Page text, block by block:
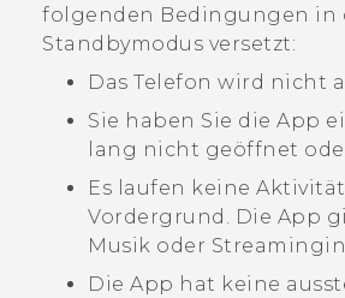
folgenden Bedingungen in
Standbymodus versetzt:
Das Telefon wird nicht
Sie haben Sie die App
lang nicht geöffnet
Es laufen keine
Vordergrund. Die App
Musik oder
Die App hat keine